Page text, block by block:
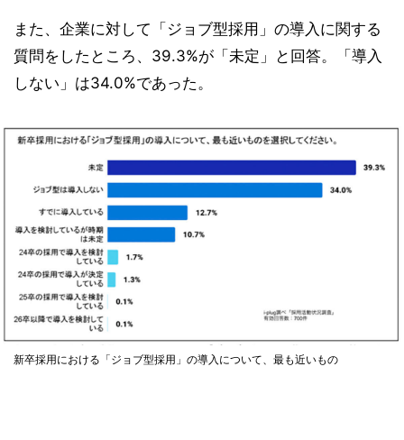
また、企業に対して「ジョブ型採用」の導入に関する
質問をしたところ、39.3%が「未定」と回答。「導入
しない」は34.0%であった。
新卒採用における「ジョブ型採用」の導入について、最も近いもの